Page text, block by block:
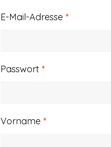
E-Mail-Adresse *Erforderlich
Passwort *Erforderlich
Vorname *